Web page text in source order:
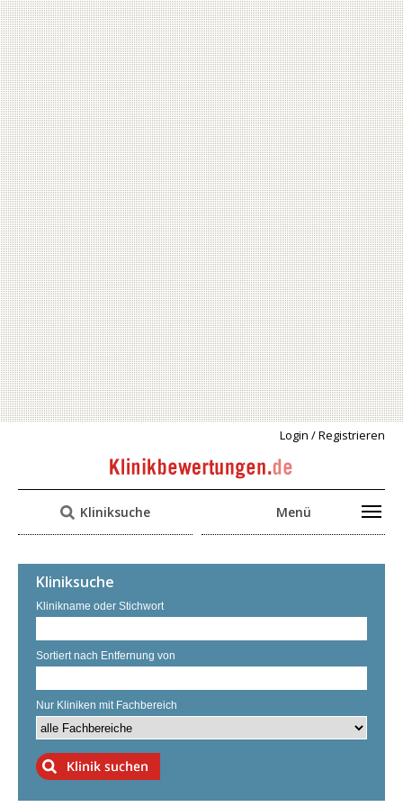
Login / Registrieren
Kliniksuche Menü
Kliniksuche
Klinikname oder Stichwort
Sortiert nach Entfernung von
Nur Kliniken mit Fachbereich